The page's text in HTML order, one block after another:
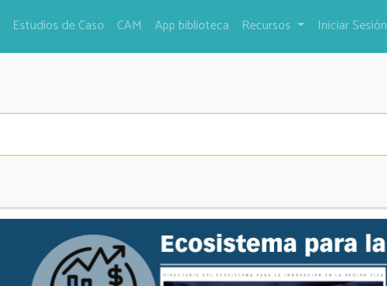
Estudios de Caso CAM App biblioteca Recursos Iniciar Sesión